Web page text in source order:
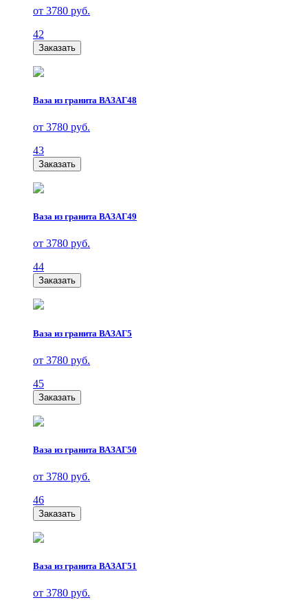
от 3780 руб.
42
Заказать
Ваза из гранита ВАЗАГ48
от 3780 руб.
43
Заказать
Ваза из гранита ВАЗАГ49
от 3780 руб.
44
Заказать
Ваза из гранита ВАЗАГ5
от 3780 руб.
45
Заказать
Ваза из гранита ВАЗАГ50
от 3780 руб.
46
Заказать
Ваза из гранита ВАЗАГ51
от 3780 руб.